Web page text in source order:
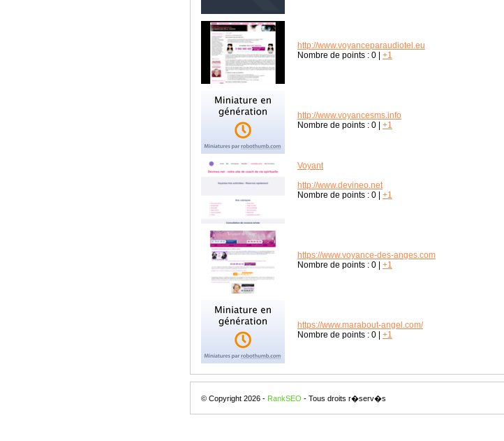
http://www.voyanceparaudiotel.eu
Nombre de points : 0 +1
http://www.voyancesms.info
Nombre de points : 0 +1
Voyant
http://www.devineo.net
Nombre de points : 0 +1
https://www.voyance-des-anges.com
Nombre de points : 0 +1
https://www.marabout-angel.com/
Nombre de points : 0 +1
© Copyright 2026 - RankSEO - Tous droits r�serv�s